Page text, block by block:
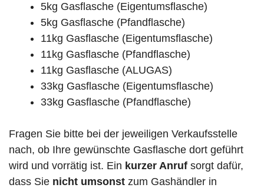
5kg Gasflasche (Eigentumsflasche)
5kg Gasflasche (Pfandflasche)
11kg Gasflasche (Eigentumsflasche)
11kg Gasflasche (Pfandflasche)
11kg Gasflasche (ALUGAS)
33kg Gasflasche (Eigentumsflasche)
33kg Gasflasche (Pfandflasche)
Fragen Sie bitte bei der jeweiligen Verkaufsstelle
nach, ob Ihre gewünschte Gasflasche dort geführt
wird und vorrätig ist. Ein kurzer Anruf sorgt dafür,
dass Sie nicht umsonst zum Gashändler in